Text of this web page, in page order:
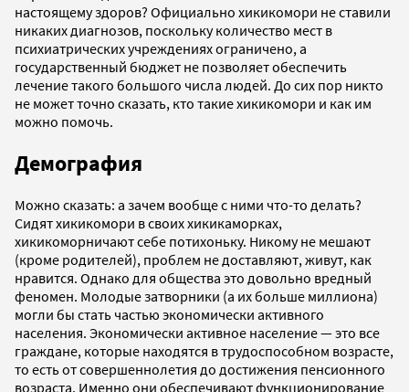
настоящему здоров? Официально хикикомори не ставили
никаких диагнозов, поскольку количество мест в
психиатрических учреждениях ограничено, а
государственный бюджет не позволяет обеспечить
лечение такого большого числа людей. До сих пор никто
не может точно сказать, кто такие хикикомори и как им
можно помочь.
Демография
Можно сказать: а зачем вообще с ними что-то делать?
Сидят хикикомори в своих хикикаморках,
хикикоморничают себе потихоньку. Никому не мешают
(кроме родителей), проблем не доставляют, живут, как
нравится. Однако для общества это довольно вредный
феномен. Молодые затворники (а их больше миллиона)
могли бы стать частью экономически активного
населения. Экономически активное население — это все
граждане, которые находятся в трудоспособном возрасте,
то есть от совершеннолетия до достижения пенсионного
возраста. Именно они обеспечивают функционирование